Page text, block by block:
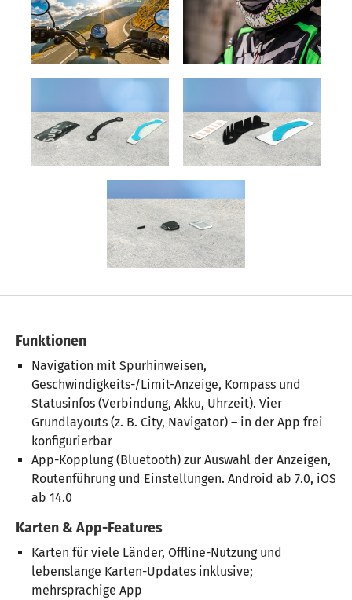
Funktionen
Navigation mit Spurhinweisen,
Geschwindigkeits-/Limit-Anzeige, Kompass und
Statusinfos (Verbindung, Akku, Uhrzeit). Vier
Grundlayouts (z. B. City, Navigator) – in der App frei
konfigurierbar
App-Kopplung (Bluetooth) zur Auswahl der Anzeigen,
Routenführung und Einstellungen. Android ab 7.0, iOS
ab 14.0
Karten & App-Features
Karten für viele Länder, Offline-Nutzung und
lebenslange Karten-Updates inklusive;
mehrsprachige App